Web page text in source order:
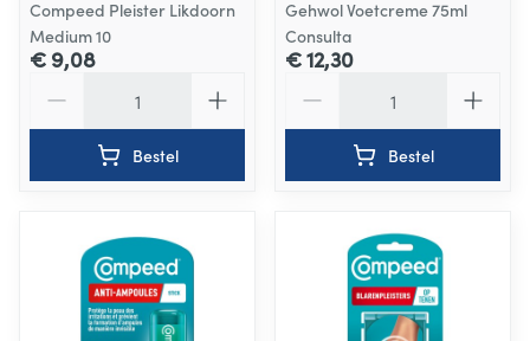
Compeed Pleister Likdoorn
Medium 10
€ 9,08
Bestel
Gehwol Voetcreme 75ml
Consulta
€ 12,30
Bestel